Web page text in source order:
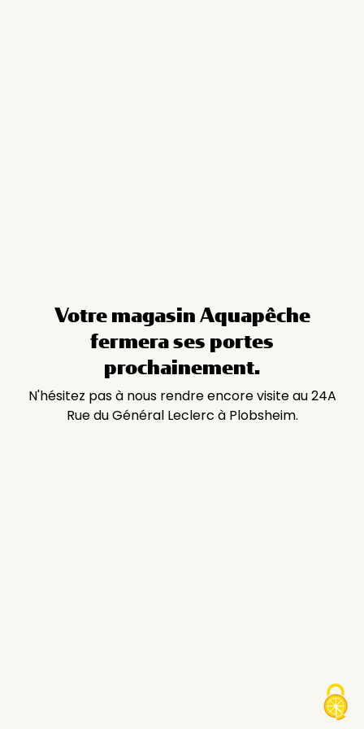
Votre magasin Aquapêche
fermera ses portes
prochainement.
N'hésitez pas à nous rendre encore visite au 24A
Rue du Général Leclerc à Plobsheim.